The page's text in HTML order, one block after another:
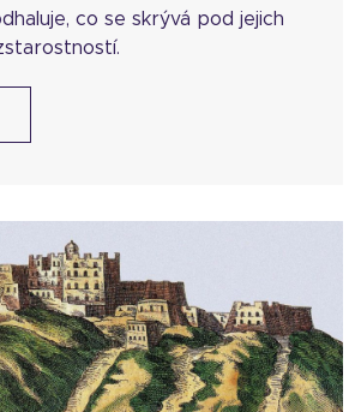
co se skrývá pod jejich